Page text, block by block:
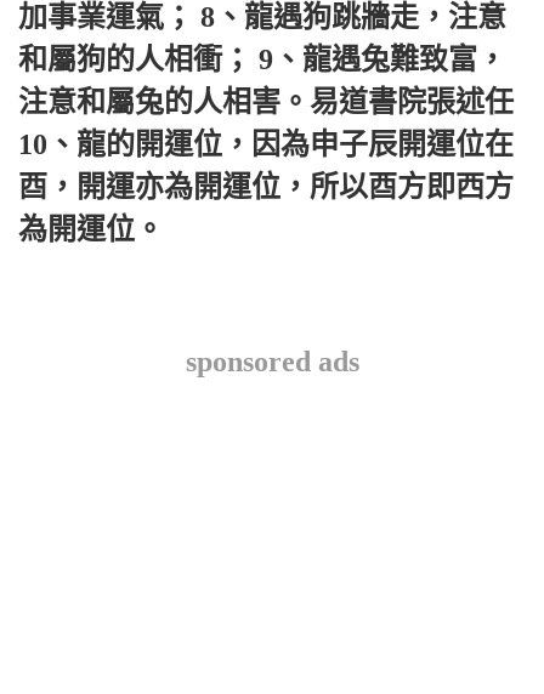
加事業運氣； 8、龍遇狗跳牆走，注意
和屬狗的人相衝； 9、龍遇兔難致富，
注意和屬兔的人相害。易道書院張述任
10、龍的開運位，因為申子辰開運位在
酉，開運亦為開運位，所以酉方即西方
為開運位。
sponsored ads